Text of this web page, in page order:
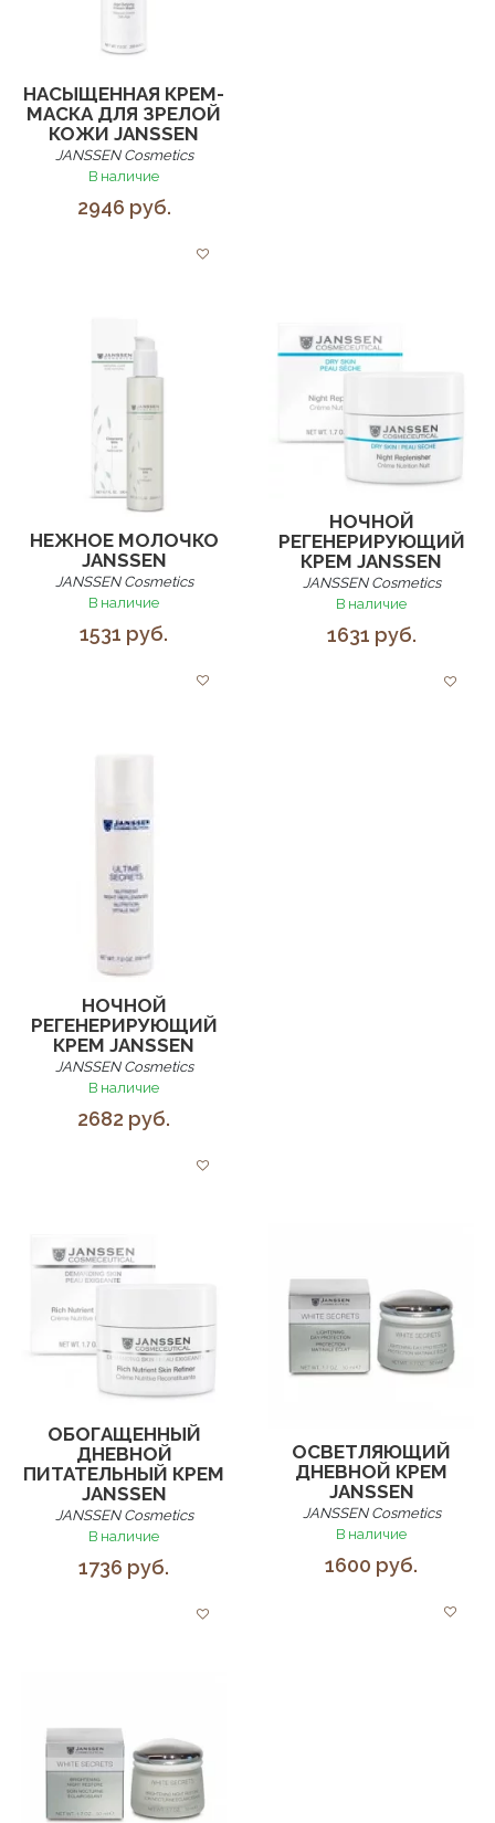
НАСЫЩЕННАЯ КРЕМ-
МАСКА ДЛЯ ЗРЕЛОЙ
КОЖИ JANSSEN
JANSSEN Cosmetics
В наличие
2946 руб.
НЕЖНОЕ МОЛОЧКО
JANSSEN
JANSSEN Cosmetics
В наличие
1531 руб.
НОЧНОЙ
РЕГЕНЕРИРУЮЩИЙ
КРЕМ JANSSEN
JANSSEN Cosmetics
В наличие
1631 руб.
НОЧНОЙ
РЕГЕНЕРИРУЮЩИЙ
КРЕМ JANSSEN
JANSSEN Cosmetics
В наличие
2682 руб.
ОБОГАЩЕННЫЙ
ДНЕВНОЙ
ПИТАТЕЛЬНЫЙ КРЕМ
JANSSEN
JANSSEN Cosmetics
В наличие
1736 руб.
ОСВЕТЛЯЮЩИЙ
ДНЕВНОЙ КРЕМ
JANSSEN
JANSSEN Cosmetics
В наличие
1600 руб.